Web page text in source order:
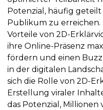
Potenzial, häufig
Publikum zu
Vorteile von 2D-
ihre Online-Präsenz
fördern und einen
in der digitalen
sich die Rolle von 2D-
Erstellung viraler
das Potenzial, Millionen